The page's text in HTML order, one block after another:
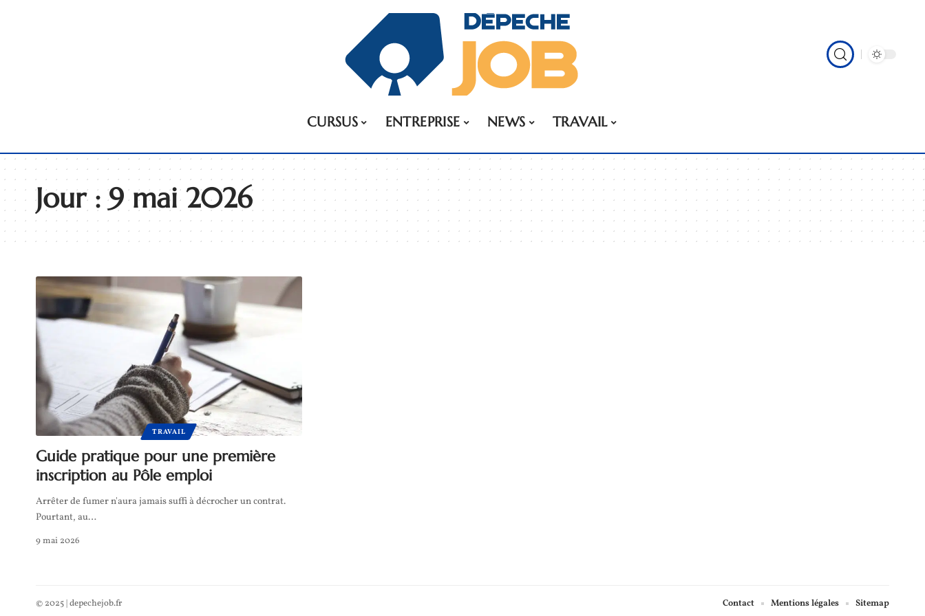
CURSUS ENTREPRISE NEWS TRAVAIL
Jour :9 mai 2026
TRAVAIL
Guide pratique pour une première
inscription au Pôle emploi
Arrêter de fumer n'aura jamais suffi à décrocher un contrat.
Pourtant, au…
9 mai 2026
© 2025 | depechejob.fr Contact Mentions légales Sitemap